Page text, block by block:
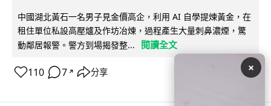
中國湖北黃石一名男子見金價高企，利用 AI 自學提煉黃金，在
租住單位私設高壓爐及作坊冶煉，過程產生大量刺鼻濃煙，驚
動鄰居報警。警方到場揭發整...
閱讀全文
110 7 ↗ 分享 ×